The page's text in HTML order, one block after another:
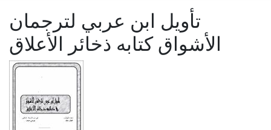
تأويل ابن عربي لترجمان
الأشواق كتابه ذخائر الأعلاق